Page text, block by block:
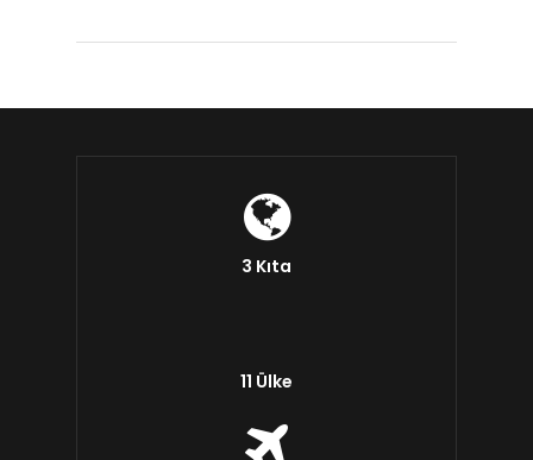
3 Kıta
11 Ülke